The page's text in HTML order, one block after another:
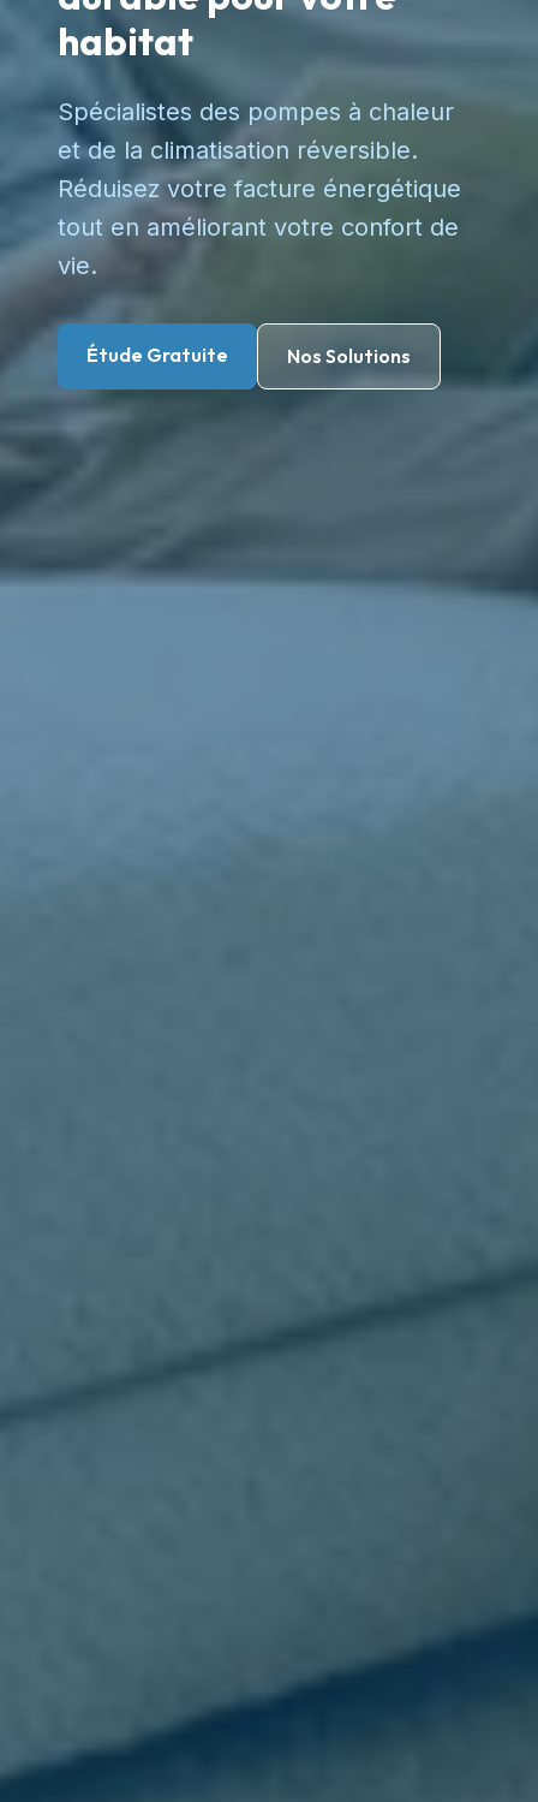
habitat
Spécialistes des pompes à chaleur
et de la climatisation réversible.
Réduisez votre facture énergétique
tout en améliorant votre confort de
vie.
Étude Gratuite Nos Solutions